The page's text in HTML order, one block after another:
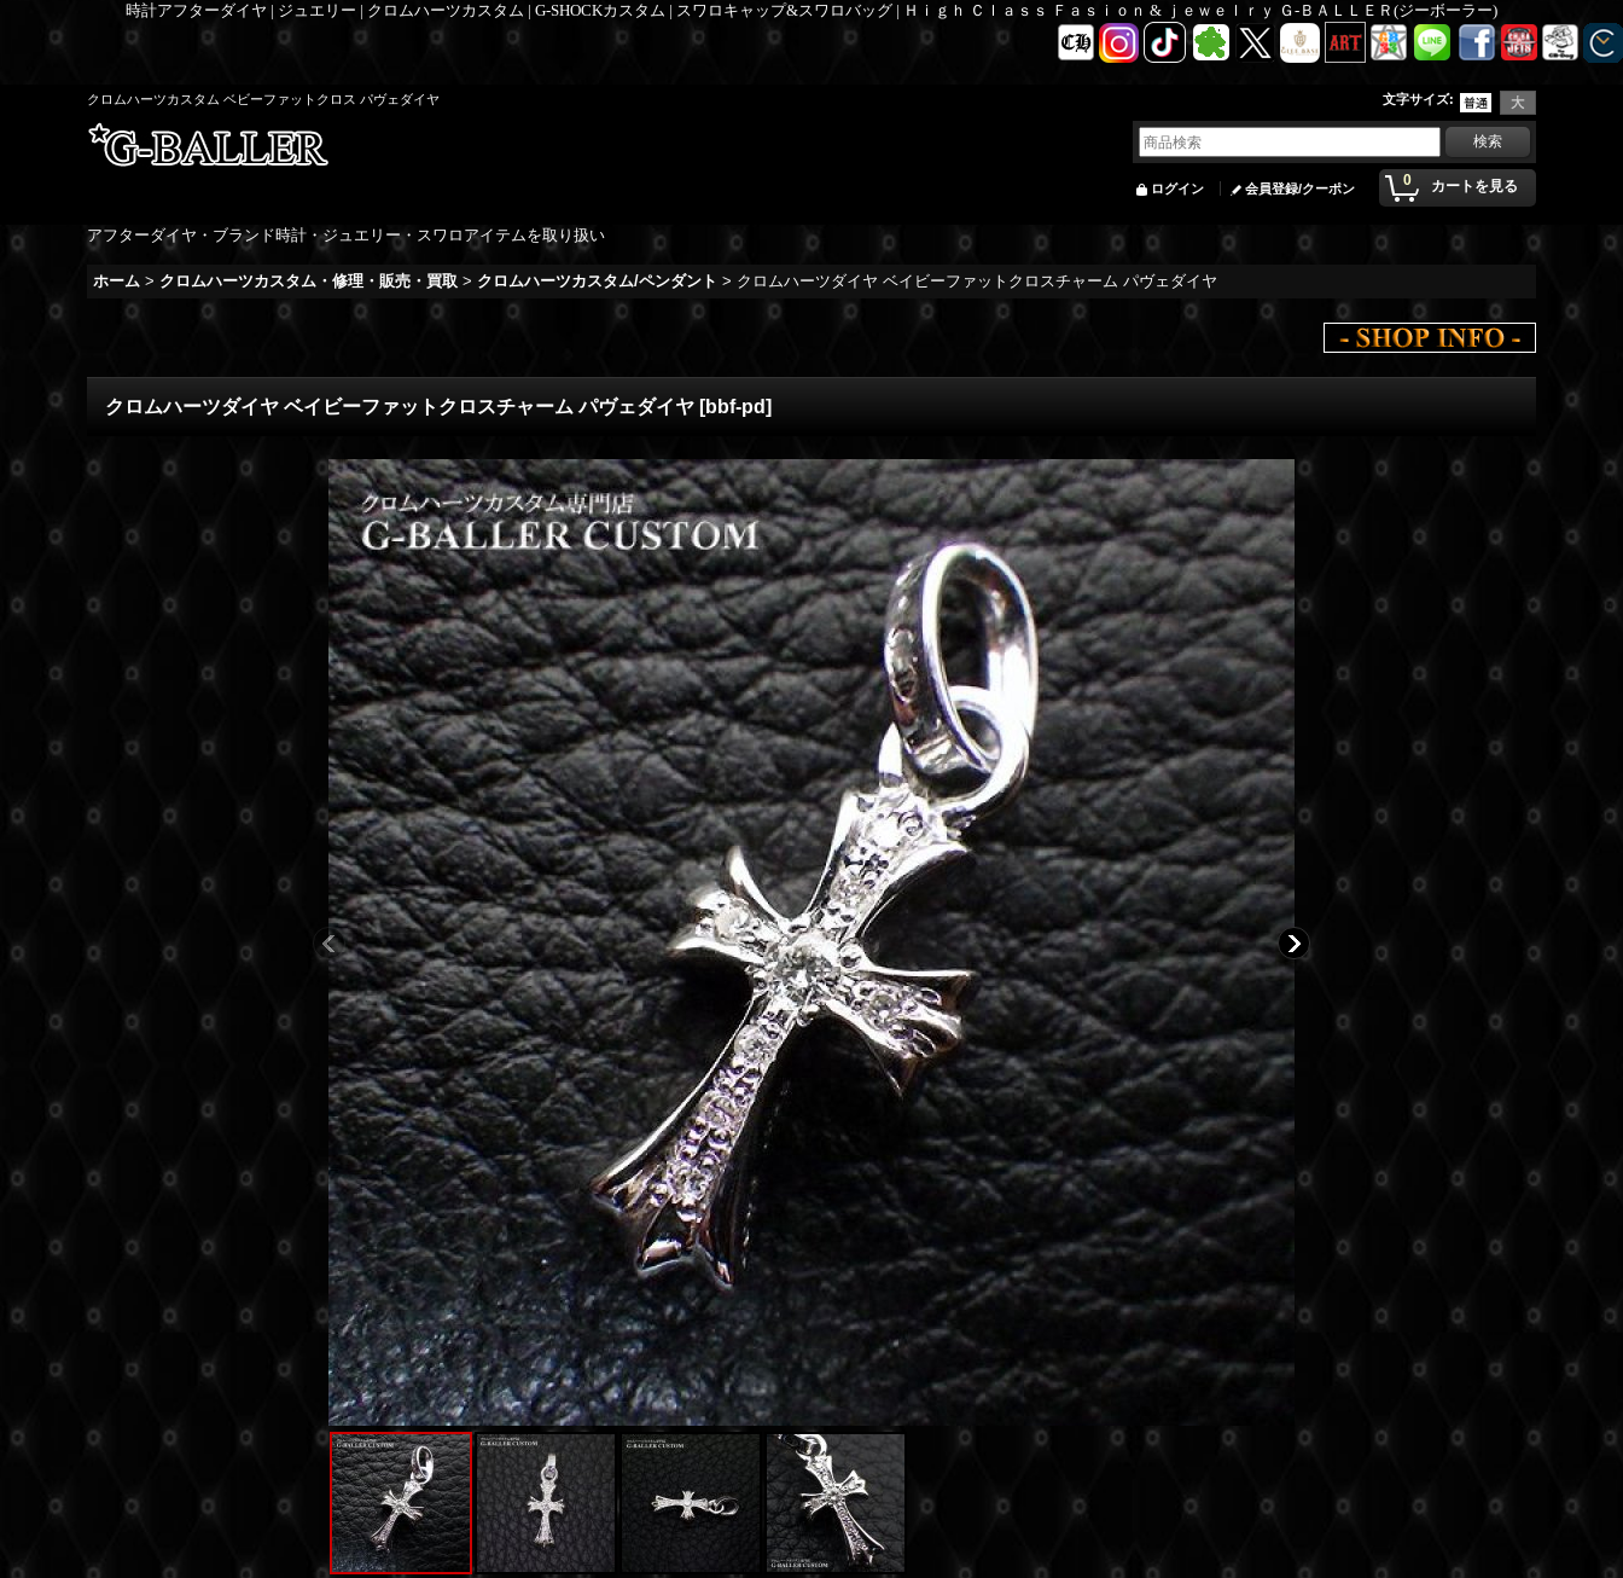
時計アフターダイヤ | ジュエリー | クロムハーツカスタム | G-SHOCKカスタム | スワロキャップ&スワロバッグ | Ｈｉｇｈ Ｃｌａｓｓ Ｆａｓｉｏｎ & ｊｅｗｅｌｒｙ Ｇ-ＢＡＬＬＥＲ(ジーボーラー)
クロムハーツカスタム ベビーファットクロス パヴェダイヤ 文字サイズ:
0 カートを見る
ログイン 会員登録/クーポン
アフターダイヤ・ブランド時計・ジュエリー・スワロアイテムを取り扱い
ホーム > クロムハーツカスタム・修理・販売・買取 > クロムハーツカスタム/ペンダント > クロムハーツダイヤ ベイビーファットクロスチャーム パヴェダイヤ
クロムハーツダイヤ ベイビーファットクロスチャーム パヴェダイヤ [bbf-pd]